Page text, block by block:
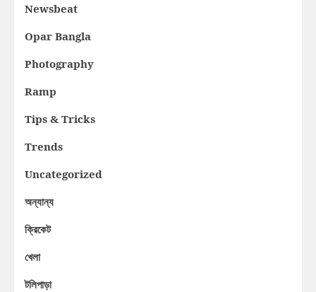
Newsbeat
Opar Bangla
Photography
Ramp
Tips & Tricks
Trends
Uncategorized
অন্যান্য
ক্রিকেট
খেলা
টলিপাড়া